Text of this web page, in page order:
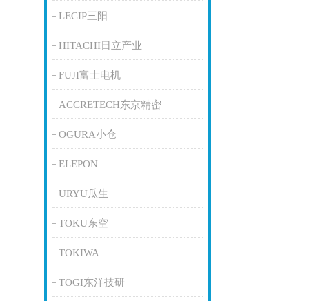
LECIP三阳
HITACHI日立产业
FUJI富士电机
ACCRETECH东京精密
OGURA小仓
ELEPON
URYU瓜生
TOKU东空
TOKIWA
TOGI东洋技研